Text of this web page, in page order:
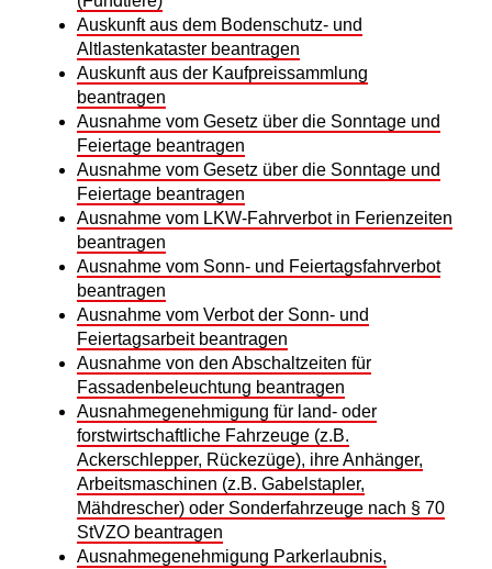
Auskunft aus dem Bodenschutz- und
Altlastenkataster beantragen
Auskunft aus der Kaufpreissammlung
beantragen
Ausnahme vom Gesetz über die Sonntage und
Feiertage beantragen
Ausnahme vom Gesetz über die Sonntage und
Feiertage beantragen
Ausnahme vom LKW-Fahrverbot in Ferienzeiten
beantragen
Ausnahme vom Sonn- und Feiertagsfahrverbot
beantragen
Ausnahme vom Verbot der Sonn- und
Feiertagsarbeit beantragen
Ausnahme von den Abschaltzeiten für
Fassadenbeleuchtung beantragen
Ausnahmegenehmigung für land- oder
forstwirtschaftliche Fahrzeuge (z.B.
Ackerschlepper, Rückezüge), ihre Anhänger,
Arbeitsmaschinen (z.B. Gabelstapler,
Mähdrescher) oder Sonderfahrzeuge nach § 70
StVZO beantragen
Ausnahmegenehmigung Parkerlaubnis,